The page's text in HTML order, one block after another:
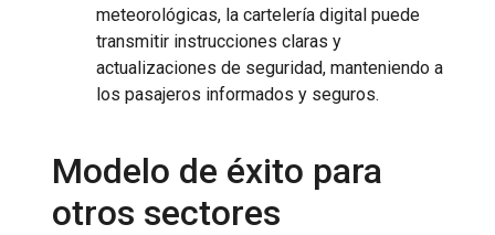
meteorológicas, la cartelería digital puede
transmitir instrucciones claras y
actualizaciones de seguridad, manteniendo a
los pasajeros informados y seguros.
Modelo de éxito para
otros sectores